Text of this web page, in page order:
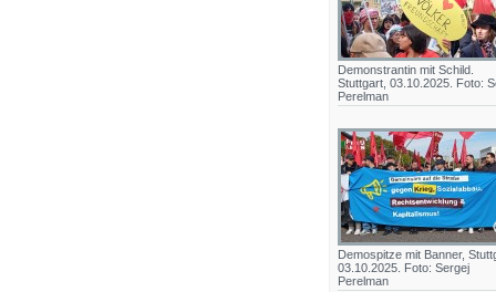
Demonstrantin mit Schild.
Stuttgart, 03.10.2025. Foto:
Perelman
Demospitze mit Banner,
03.10.2025. Foto: Sergej
Perelman